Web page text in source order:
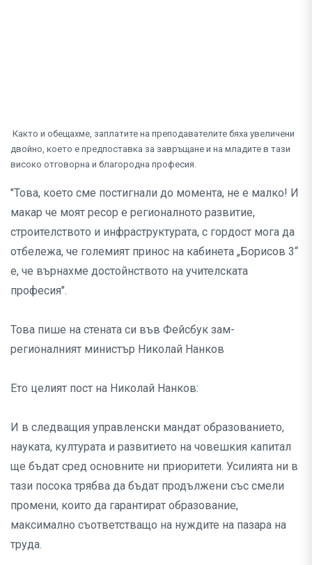
Както и обещахме, заплатите на преподавателите бяха увеличени
двойно, което е предпоставка за завръщане и на младите в тази
високо отговорна и благородна професия.
"Това, което сме постигнали до момента, не е малко! И
макар че моят ресор е регионалното развитие,
строителството и инфраструктурата, с гордост мога да
отбележа, че големият принос на кабинета „Борисов 3“
е, че върнахме достойнството на учителската
професия".
Това пише на стената си във Фейсбук зам-
регионалният министър Николай Нанков
Ето целият пост на Николай Нанков:
И в следващия управленски мандат образованието,
науката, културата и развитието на човешкия капитал
ще бъдат сред основните ни приоритети. Усилията ни в
тази посока трябва да бъдат продължени със смели
промени, които да гарантират образование,
максимално съответстващо на нуждите на пазара на
труда.